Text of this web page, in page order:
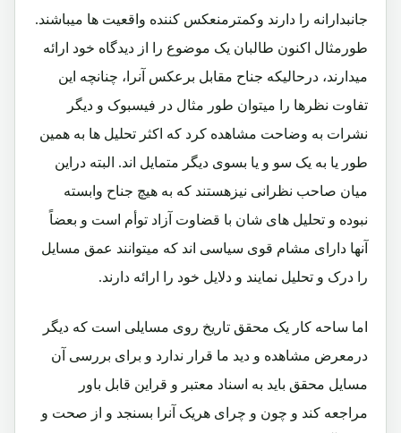
جانبدارانه را دارند وکمترمنعکس کننده واقعیت ها میباشند.
طورمثال اکنون طالبان یک موضوع را از دیدگاه خود ارائه
میدارند، درحالیکه جناح مقابل برعکس آنرا، چنانچه این
تفاوت نظرها را میتوان طور مثال در فیسبوک و دیگر
نشرات به وضاحت مشاهده کرد که اکثر تحلیل ها به همین
طور یا به یک سو و یا بسوی دیگر متمایل اند. البته دراین
میان صاحب نظرانی نیزهستند که به هیچ جناح وابسته
نبوده و تحلیل های شان با قضاوت آزاد توأم است و بعضاً
آنها دارای مشام قوی سیاسی اند که میتوانند عمق مسایل
را درک و تحلیل نمایند و دلایل خود را ارائه دارند.
اما ساحه کار یک محقق تاریخ روی مسایلی است که دیگر
درمعرض مشاهده و دید ما قرار ندارد و برای بررسی آن
مسایل محقق باید به اسناد معتبر و قراین قابل باور
مراجعه کند و چون و چرای هریک آنرا بسنجد و از صحت و